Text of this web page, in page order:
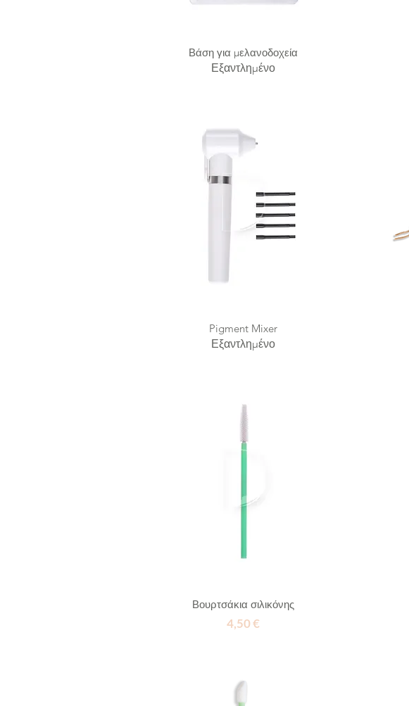
Βάση για μελανοδοχεία
Εξαντλημένο
Pigment Mixer
Εξαντλημένο
Βουρτσάκια σιλικόνης
Τιμή
4,50 €